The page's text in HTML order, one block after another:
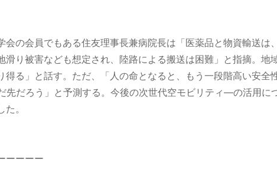
の会員でもある住友理事長兼病院長は「医薬品と物資輸送は
滑り被害なども想定され、陸路による搬送は困難」と指摘。
る」と話す。ただ、「人の命となると、もう一段階高い安
先だろう」と予測する。今後の次世代空モビリティ―の活用
。
ーーーー